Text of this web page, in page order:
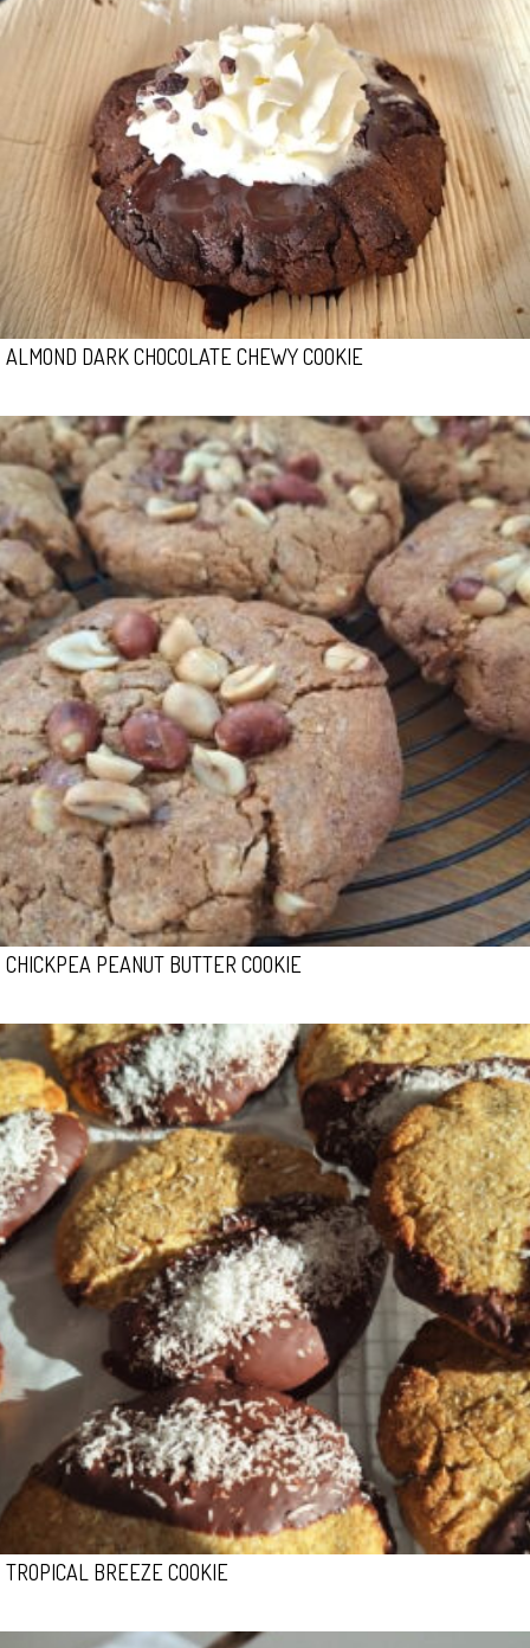
ALMOND DARK CHOCOLATE CHEWY COOKIE
CHICKPEA PEANUT BUTTER COOKIE
TROPICAL BREEZE COOKIE